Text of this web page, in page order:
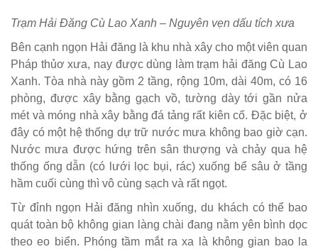
Trạm Hải Đăng Cù Lao Xanh – Nguyên vẹn dấu tích xưa
Bên cạnh ngọn Hải đăng là khu nhà xây cho một viên quan
Pháp thủơ xưa, nay được dùng làm trạm hải đăng Cù Lao
Xanh. Tòa nhà này gồm 2 tầng, rộng 10m, dài 40m, có 16
phòng, được xây bằng gạch vồ, tường dày tới gần nửa
mét và móng nhà xây bằng đá tảng rất kiên cố. Ðặc biệt, ở
đây có một hệ thống dự trữ nước mưa không bao giờ cạn.
Nước mưa được hứng trên sân thượng và chảy qua hệ
thống ống dẫn (có lưới lọc bụi, rác) xuống bể sâu ở tầng
hầm cuối cùng thì vô cùng sạch và rất ngọt.
Từ đỉnh ngọn Hải đăng nhìn xuống, du khách có thể bao
quát toàn bộ không gian làng chài đang nằm yên bình dọc
theo eo biển. Phóng tầm mắt ra xa là không gian bao la